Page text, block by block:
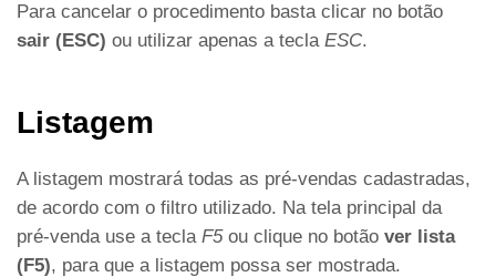
Para cancelar o procedimento basta clicar no botão
sair (ESC) ou utilizar apenas a tecla ESC.
Listagem
A listagem mostrará todas as pré-vendas cadastradas,
de acordo com o filtro utilizado. Na tela principal da
pré-venda use a tecla F5ou clique no botão ver lista
(F5), para que a listagem possa ser mostrada.